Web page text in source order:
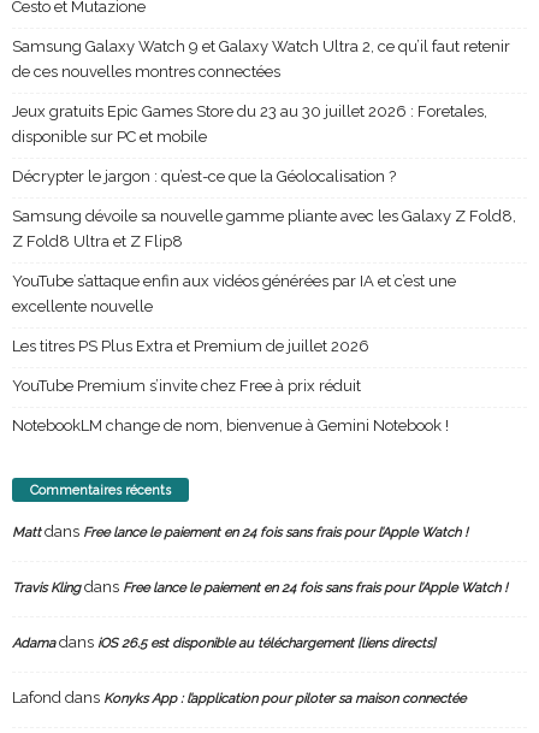
Cesto et Mutazione
Samsung Galaxy Watch 9 et Galaxy Watch Ultra 2, ce qu’il faut retenir
de ces nouvelles montres connectées
Jeux gratuits Epic Games Store du 23 au 30 juillet 2026 : Foretales,
disponible sur PC et mobile
Décrypter le jargon : qu’est-ce que la Géolocalisation ?
Samsung dévoile sa nouvelle gamme pliante avec les Galaxy Z Fold8,
Z Fold8 Ultra et Z Flip8
YouTube s’attaque enfin aux vidéos générées par IA et c’est une
excellente nouvelle
Les titres PS Plus Extra et Premium de juillet 2026
YouTube Premium s’invite chez Free à prix réduit
NotebookLM change de nom, bienvenue à Gemini Notebook !
Commentaires récents
Mattdans Free lance le paiement en 24 fois sans frais pour l’Apple Watch !
Travis Klingdans Free lance le paiement en 24 fois sans frais pour l’Apple Watch !
Adamadans iOS 26.5 est disponible au téléchargement [liens directs]
Lafond dans Konyks App : l’application pour piloter sa maison connectée